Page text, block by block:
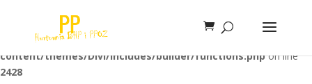
: Trying to access array offset on false in
/home/klient.dhosting.pl/unimaxi/bhppibo.pl/public_html/wp-
content/themes/Divi/includes/builder/functions.phpon line
2428